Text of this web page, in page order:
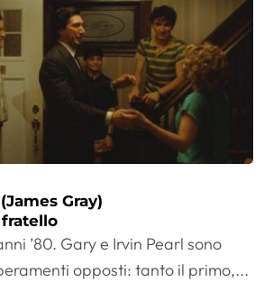
Gray)
’80. Gary e Irvin Pearl sono
opposti: tanto il primo,...